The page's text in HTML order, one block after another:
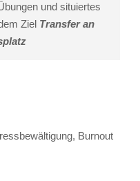
und situiertes
Ziel Transfer an
Burnout